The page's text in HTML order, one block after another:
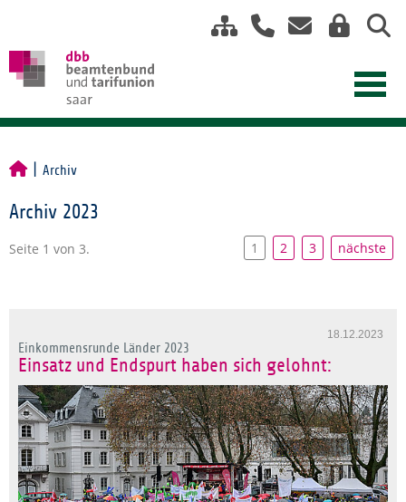
Archiv
Archiv 2023
Seite 1 von 3. 1 2 3 nächste
18.12.2023
Einkommensrunde Länder 2023
Einsatz und Endspurt haben sich gelohnt: